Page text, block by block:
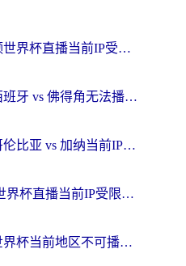
在海外看咪咕视频世界杯直播当前IP受限制？这篇指南帮你搞定所有体育赛事观看难题
在国外看世界杯西班牙 vs 佛得角无法播放？这篇指南帮你解锁所有中文体育直播
在海外看世界杯哥伦比亚 vs 加纳当前IP受限制？这篇指南帮你流畅看中文解说赛事
在越南看CCTV5世界杯直播当前IP受限制？海外党体育观赛终极指南来了
在日本看央视频世界杯当前地区不可播放？海外党体育观赛终极指南